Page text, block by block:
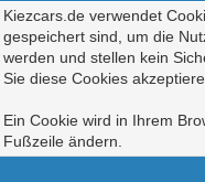
Kiezcars.de verwendet
gespeichert sind, um die
werden und stellen kein
Sie diese Cookies
Ein Cookie wird in Ihrem
Fußzeile ändern.